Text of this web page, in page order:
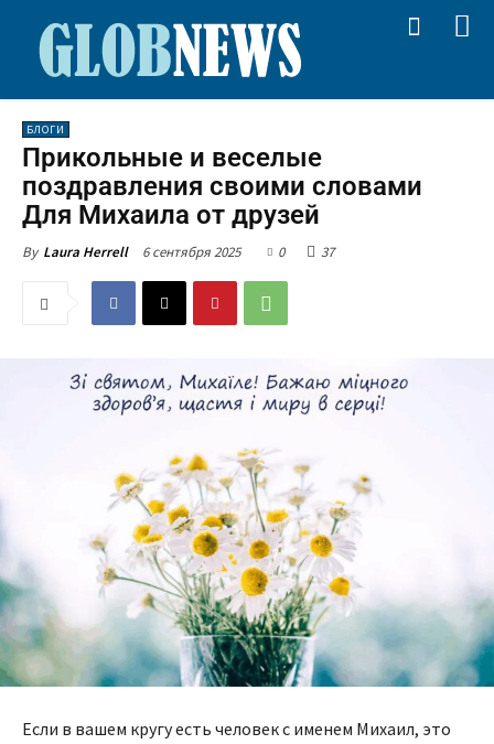
БЛОГИ
Прикольные и веселые
поздравления своими словами
Для Михаила от друзей
By Laura Herrell 6 сентября 2025 0 37
Если в вашем кругу есть человек с именем Михаил, это